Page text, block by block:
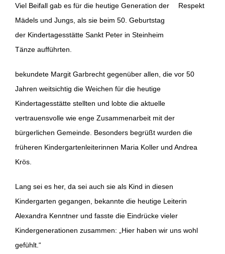
Viel Beifall gab es für die heutige Generation der
Mädels und Jungs, als sie beim 50. Geburtstag
der Kindertagesstätte Sankt Peter in Steinheim
Tänze aufführten.
Respekt
bekundete Margit Garbrecht gegenüber allen, die vor 50
Jahren weitsichtig die Weichen für die heutige
Kindertagesstätte stellten und lobte die aktuelle
vertrauensvolle wie enge Zusammenarbeit mit der
bürgerlichen Gemeinde. Besonders begrüßt wurden die
früheren Kindergartenleiterinnen Maria Koller und Andrea
Krös.
Lang sei es her, da sei auch sie als Kind in diesen
Kindergarten gegangen, bekannte die heutige Leiterin
Alexandra Kenntner und fasste die Eindrücke vieler
Kindergenerationen zusammen: „Hier haben wir uns wohl
gefühlt.“